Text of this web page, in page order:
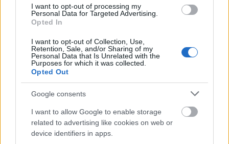
I want to opt-out of processing my
Personal Data for Targeted Advertising.
Opted In
I want to opt-out of Collection, Use,
Retention, Sale, and/or Sharing of my
Personal Data that Is Unrelated with the
Purposes for which it was collected.
Opted Out
Google consents
I want to allow Google to enable storage
related to advertising like cookies on web or
device identifiers in apps.
AZ EMBERSÉG ÜNNEPE
„NEM TÖBB EZER EMBERRE UTAZUNK, HANEM